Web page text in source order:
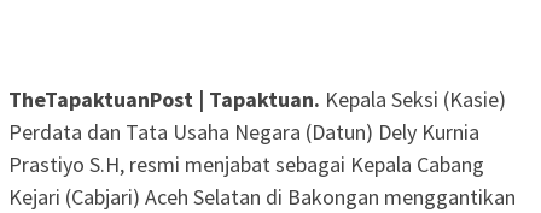
TheTapaktuanPost | Tapaktuan. Kepala Seksi (Kasie)
Perdata dan Tata Usaha Negara (Datun) Dely Kurnia
Prastiyo S.H, resmi menjabat sebagai Kepala Cabang
Kejari (Cabjari) Aceh Selatan di Bakongan menggantikan